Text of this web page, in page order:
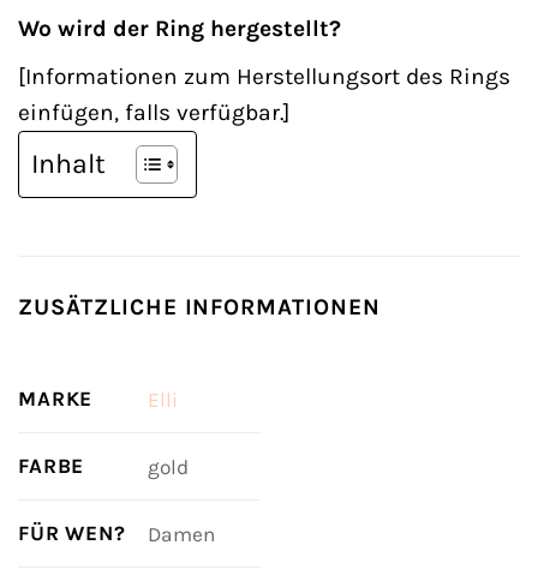
Wo wird der Ring hergestellt?
[Informationen zum Herstellungsort des Rings
einfügen, falls verfügbar.]
Inhalt
ZUSÄTZLICHE INFORMATIONEN
MARKE Elli
FARBE gold
FÜR WEN? Damen